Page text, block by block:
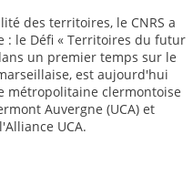
des territoires, le CNRS a
: le Défi « Territoires du futur
un premier temps sur le
est aujourd'hui
métropolitaine clermontoise
Auvergne (UCA) et
UCA.